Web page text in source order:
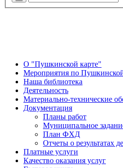
О "Пушкинской карте"
Мероприятия по
Наша библиотека
Деятельность
Материально-технические
Документация
Планы работ
Муниципальное
План ФХД
Отчеты о результатах
Платные услуги
Качество оказания услуг